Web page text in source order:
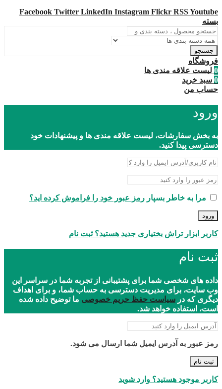
Facebook Twitter LinkedIn Instagram Flickr RSSYoutube
بسته
جستجو
فروشگاه
0 لیست علاقه مندی ها
0 سبد خرید
حساب من
ورود
به بخش سفارشات، لیست علاقه مندی ها و پیشنهادات خود
دسترسی پیدا کنید.
مرا به خاطر بسپار رمز عبور خود را فراموش کرده اید؟
ورود
کاربر ابزار تراش بختیاری جدید هستید؟ ثبت نام
ثبت نام
داده های شخصی شما برای پشتیبانی از تجربه شما در سراسر این
وب سایت، برای مدیریت دسترسی به حساب شما، و برای اهداف
دیگری که در سیاست حفظ حریم خصوصی ما توضیح داده شده
است، استفاده خواهد شد.
رمز عبور به آدرس ایمیل شما ارسال می شود.
ثبت نام
کاربر موجود هستید؟ وارد شوید